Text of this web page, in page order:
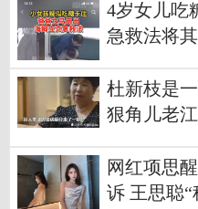
4岁女儿吃
急救法将
杜新枝是
狠角儿老
网红项思
诉 王思聪“